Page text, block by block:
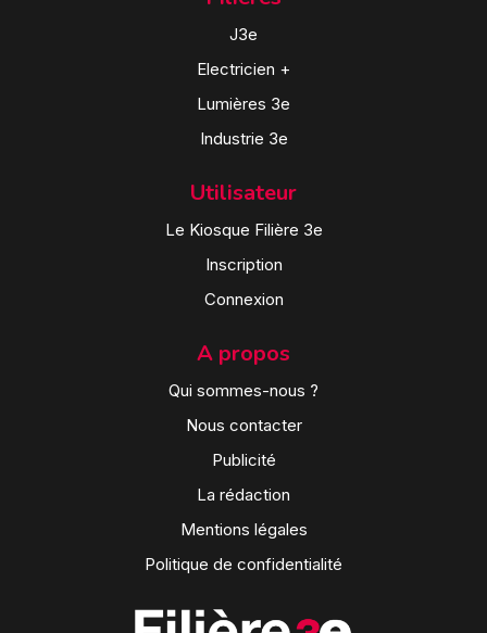
J3e
Electricien +
Lumières 3e
Industrie 3e
Utilisateur
Le Kiosque Filière 3e
Inscription
Connexion
A propos
Qui sommes-nous ?
Nous contacter
Publicité
La rédaction
Mentions légales
Politique de confidentialité